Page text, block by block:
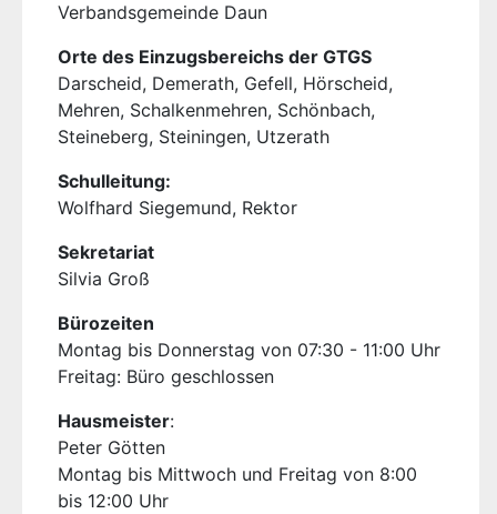
Verbandsgemeinde Daun
Orte des Einzugsbereichs der GTGS
Darscheid, Demerath, Gefell, Hörscheid,
Mehren, Schalkenmehren, Schönbach,
Steineberg, Steiningen, Utzerath
Schulleitung:
Wolfhard Siegemund, Rektor
Sekretariat
Silvia Groß
Bürozeiten
Montag bis Donnerstag von 07:30 - 11:00 Uhr
Freitag: Büro geschlossen
Hausmeister:
Peter Götten
Montag bis Mittwoch und Freitag von 8:00
bis 12:00 Uhr